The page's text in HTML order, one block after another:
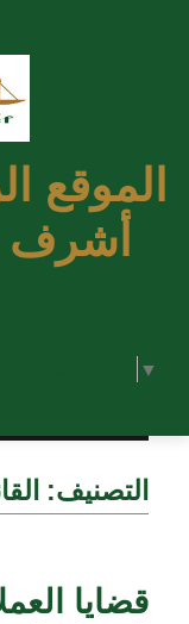
الموقع
▼
التصنيف:
قضايا